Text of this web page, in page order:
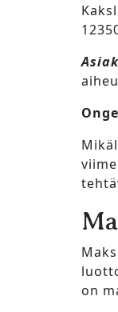
on